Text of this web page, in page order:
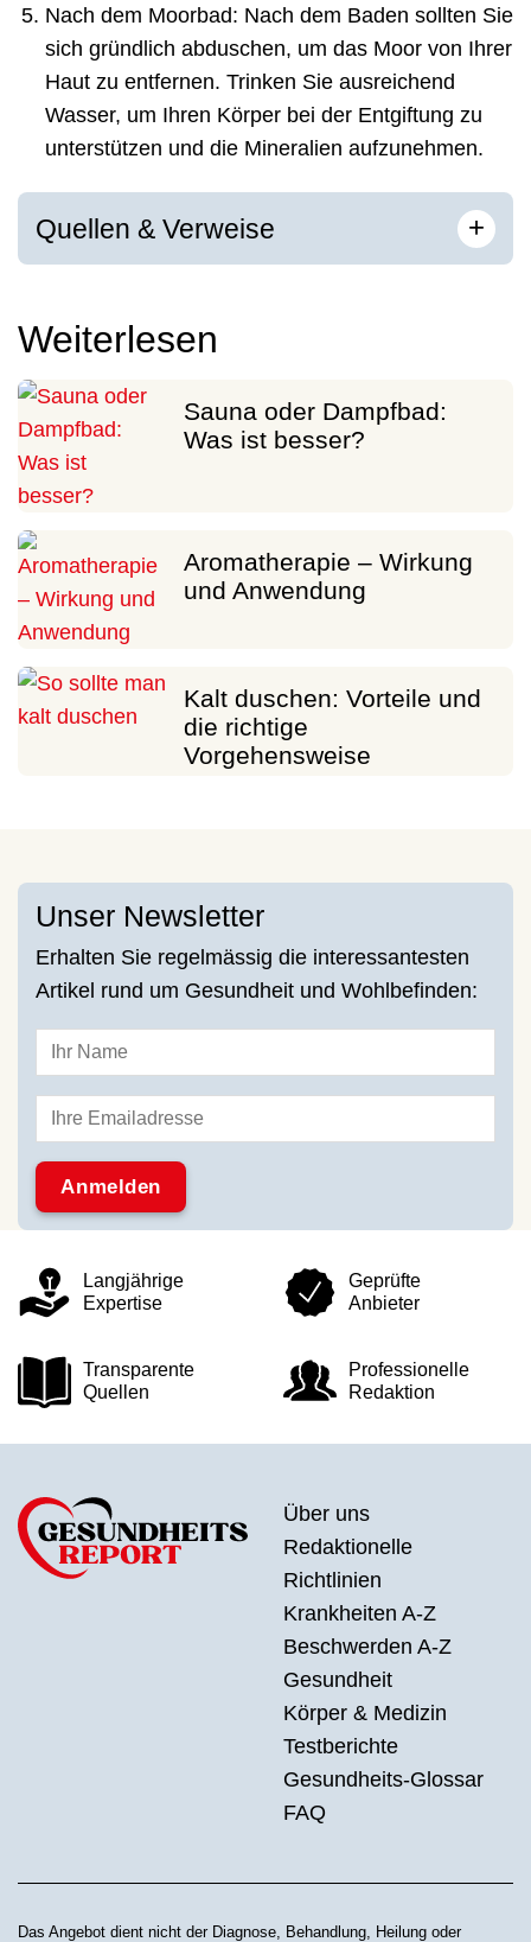
Nach dem Moorbad: Nach dem Baden sollten Sie
sich gründlich abduschen, um das Moor von Ihrer
Haut zu entfernen. Trinken Sie ausreichend
Wasser, um Ihren Körper bei der Entgiftung zu
unterstützen und die Mineralien aufzunehmen.
Quellen & Verweise +
Weiterlesen
Sauna oder Dampfbad:
Was ist besser?
Aromatherapie – Wirkung
und Anwendung
Kalt duschen: Vorteile und
die richtige
Vorgehensweise
Unser Newsletter
Erhalten Sie regelmässig die interessantesten
Artikel rund um Gesundheit und Wohlbefinden:
Langjährige
Expertise
Geprüfte
Anbieter
Transparente
Quellen
Professionelle
Redaktion
Über uns
Redaktionelle
Richtlinien
Krankheiten A-Z
Beschwerden A-Z
Gesundheit
Körper & Medizin
Testberichte
Gesundheits-Glossar
FAQ
Das Angebot dient nicht der Diagnose, Behandlung, Heilung oder